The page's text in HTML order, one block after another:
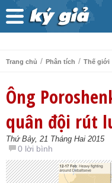
Trang chủ / Phân tích / Thế giới
Ông
quân đội rút
Thứ Bảy, 21 Tháng Hai 2015
0 lời bình